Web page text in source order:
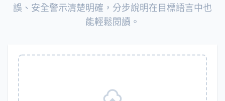
誤、安全警示清楚明確，分步說明在目標語言中也
能輕鬆閱讀。